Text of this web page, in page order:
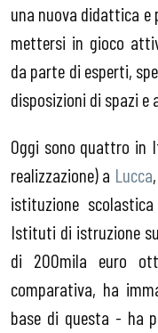
una nuova didattica
mettersi in gioco
da parte di esperti,
disposizioni di spazi e
Oggi sono quattro in
realizzazione) a Lucca,
istituzione
Istituti di istruzione
di 200mila euro
comparativa, ha
base di questa - ha